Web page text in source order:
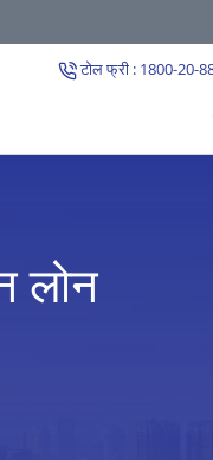
टोल फ्री : 1800-20-
लोन